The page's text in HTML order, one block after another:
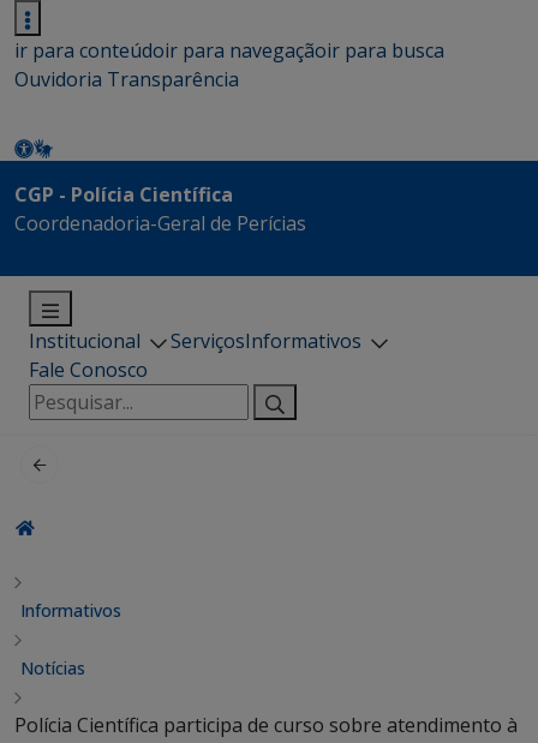
ir para conteúdoir para navegaçãoir para busca
Ouvidoria Transparência
CGP - Polícia Científica
Coordenadoria-Geral de Perícias
Institucional ServiçosInformativos
Fale Conosco
Pesquisar
por:
Informativos
Notícias
Polícia Científica participa de curso sobre atendimento à